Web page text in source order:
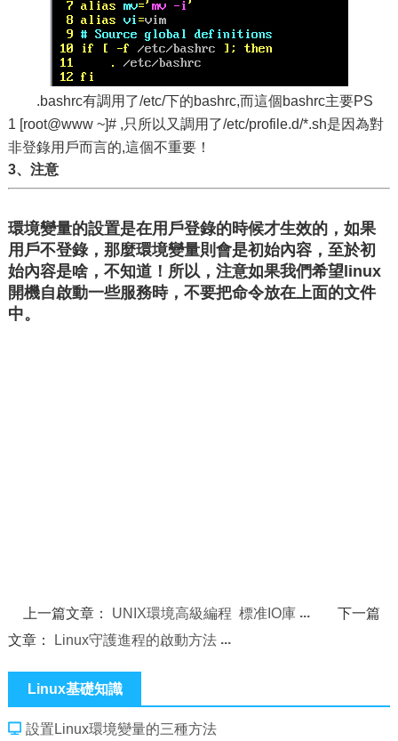
.bashrc有調用了/etc/下的bashrc,而這個bashrc主要PS
1 [root@www ~]# ,只所以又調用了/etc/profile.d/*.sh是因為對
非登錄用戶而言的,這個不重要！
3、注意
環境變量的設置是在用戶登錄的時候才生效的，如果
用戶不登錄，那麼環境變量則會是初始內容，至於初
始內容是啥，不知道！所以，注意如果我們希望linux
開機自啟動一些服務時，不要把命令放在上面的文件
中。
上一篇文章： UNIX環境高級編程 標准IO庫
下一篇
文章：
Linux守護進程的啟動方法
Linux基礎知識
設置Linux環境變量的三種方法